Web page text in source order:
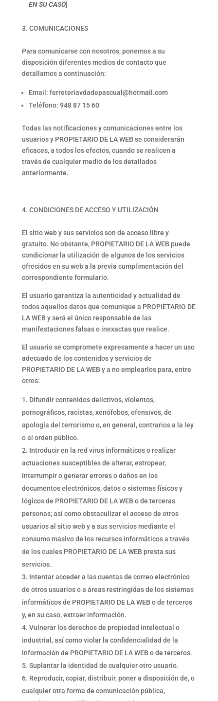
EN SU CASO]
COMUNICACIONES
Para comunicarse con nosotros, ponemos a su
disposición diferentes medios de contacto que
detallamos a continuación:
Email: ferreteriavdadepascual@hotmail.com
Teléfono: 948 87 15 60
Todas las notificaciones y comunicaciones entre los
usuarios y PROPIETARIO DE LA WEB se considerarán
eficaces, a todos los efectos, cuando se realicen a
través de cualquier medio de los detallados
anteriormente.
CONDICIONES DE ACCESO Y UTILIZACIÓN
El sitio web y sus servicios son de acceso libre y
gratuito. No obstante, PROPIETARIO DE LA WEB puede
condicionar la utilización de algunos de los servicios
ofrecidos en su web a la previa cumplimentación del
correspondiente formulario.
El usuario garantiza la autenticidad y actualidad de
todos aquellos datos que comunique a PROPIETARIO DE
LA WEB y será el único responsable de las
manifestaciones falsas o inexactas que realice.
El usuario se compromete expresamente a hacer un uso
adecuado de los contenidos y servicios de
PROPIETARIO DE LA WEB y a no emplearlos para, entre
otros:
Difundir contenidos delictivos, violentos,
pornográficos, racistas, xenófobos, ofensivos, de
apología del terrorismo o, en general, contrarios a la ley
o al orden público.
Introducir en la red virus informáticos o realizar
actuaciones susceptibles de alterar, estropear,
interrumpir o generar errores o daños en los
documentos electrónicos, datos o sistemas físicos y
lógicos de PROPIETARIO DE LA WEB o de terceras
personas; así como obstaculizar el acceso de otros
usuarios al sitio web y a sus servicios mediante el
consumo masivo de los recursos informáticos a través
de los cuales PROPIETARIO DE LA WEB presta sus
servicios.
Intentar acceder a las cuentas de correo electrónico
de otros usuarios o a áreas restringidas de los sistemas
informáticos de PROPIETARIO DE LA WEB o de terceros
y, en su caso, extraer información.
Vulnerar los derechos de propiedad intelectual o
industrial, así como violar la confidencialidad de la
información de PROPIETARIO DE LA WEB o de terceros.
Suplantar la identidad de cualquier otro usuario.
Reproducir, copiar, distribuir, poner a disposición de, o
cualquier otra forma de comunicación pública,